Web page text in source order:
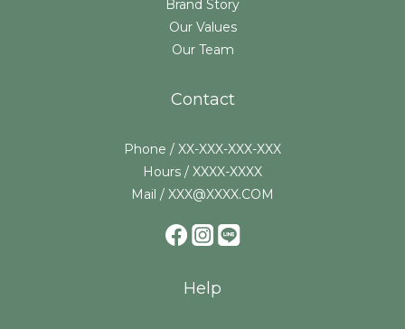
Brand Story
Our Values
Our Team
Contact
Phone / XX-XXX-XXX-XXX
Hours / XXXX-XXXX
Mail / XXX@XXXX.COM
Help